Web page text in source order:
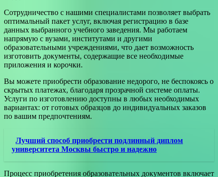
Сотрудничество с нашими специалистами позволяет выбрать
оптимальный пакет услуг, включая регистрацию в базе
данных выбранного учебного заведения. Мы работаем
напрямую с вузами, институтами и другими
образовательными учреждениями, что дает возможность
изготовить документы, содержащие все необходимые
приложения и корочки.
Вы можете приобрести образование недорого, не беспокоясь о
скрытых платежах, благодаря прозрачной системе оплаты.
Услуги по изготовлению доступны в любых необходимых
вариантах: от готовых образцов до индивидуальных заказов
по вашим предпочтениям.
Лучший способ приобрести подлинный диплом
университета Москвы быстро и надежно
Процесс приобретения образовательных документов включает